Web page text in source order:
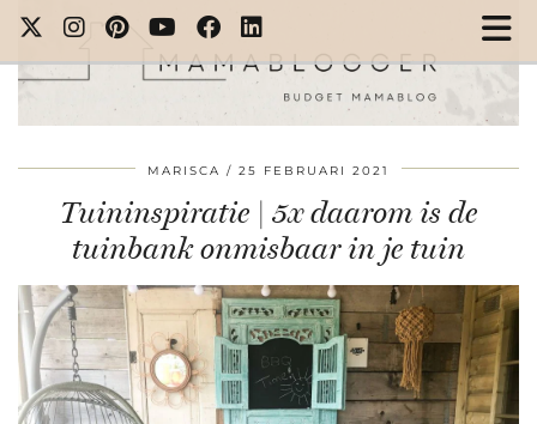
MARISCA 25 FEBRUARI 2021
Tuininspiratie | 5x daarom is de
tuinbank onmisbaar in je tuin